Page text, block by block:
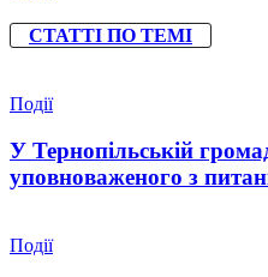
СТАТТІ ПО ТЕМІ
Події
У Тернопільській
уповноваженого з
Події